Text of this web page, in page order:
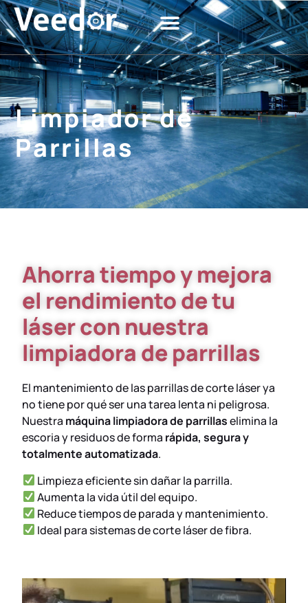
Limpiador de
Parrillas
Ahorra tiempo y mejora
el rendimiento de tu
láser con nuestra
limpiadora de parrillas
El mantenimiento de las parrillas de corte láser ya
no tiene por qué ser una tarea lenta ni peligrosa.
Nuestra máquina limpiadora de parrillaselimina la
escoria y residuos de forma rápida, segura y
totalmente automatizada.
Limpieza eficiente sin dañar la parrilla.
Aumenta la vida útil del equipo.
Reduce tiempos de parada y mantenimiento.
Ideal para sistemas de corte láser de fibra.